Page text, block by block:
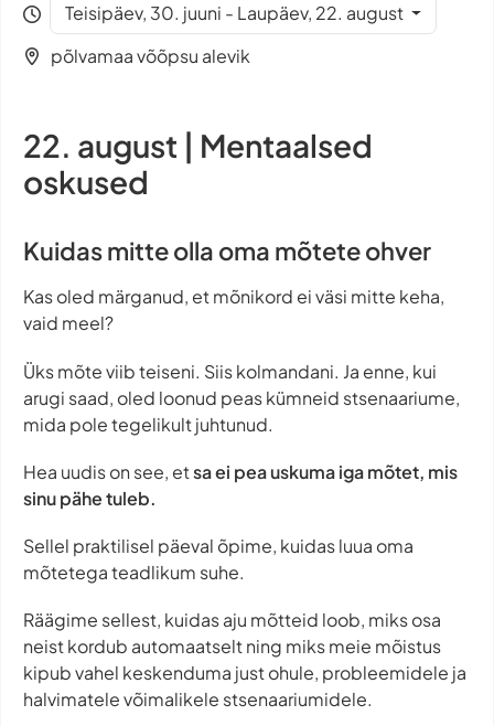
Teisipäev, 30. juuni - Laupäev, 22. august
põlvamaa võõpsu alevik
22. august | Mentaalsed
oskused
Kuidas mitte olla oma mõtete ohver
Kas oled märganud, et mõnikord ei väsi mitte keha,
vaid meel?
Üks mõte viib teiseni. Siis kolmandani. Ja enne, kui
arugi saad, oled loonud peas kümneid stsenaariume,
mida pole tegelikult juhtunud.
Hea uudis on see, etsa ei pea uskuma iga mõtet, mis
sinu pähe tuleb.
Sellel praktilisel päeval õpime, kuidas luua oma
mõtetega teadlikum suhe.
Räägime sellest, kuidas aju mõtteid loob, miks osa
neist kordub automaatselt ning miks meie mõistus
kipub vahel keskenduma just ohule, probleemidele ja
halvimatele võimalikele stsenaariumidele.